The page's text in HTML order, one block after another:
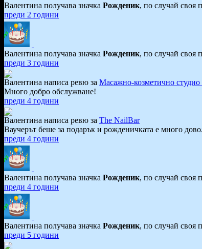
Валентина получава значка Рожденик, по случай своя
преди 2 години
Валентина получава значка Рожденик, по случай своя
преди 3 години
Валентина написа ревю за Масажно-козметично
Много добро обслужване!
преди 4 години
Валентина написа ревю за The NailBar
Ваучерът беше за подарък и рожденичката е много
преди 4 години
Валентина получава значка Рожденик, по случай своя
преди 4 години
Валентина получава значка Рожденик, по случай своя
преди 5 години